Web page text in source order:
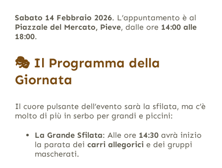
Sabato 14 Febbraio 2026. L’appuntamento è al
Piazzale del Mercato, Pieve, dalle ore 14:00 alle
18:00.
🎭 Il Programma della
Giornata
Il cuore pulsante dell’evento sarà la sfilata, ma c’è
molto di più in serbo per grandi e piccini:
La Grande Sfilata: Alle ore 14:30avrà inizio
la parata dei carri allegoricie dei gruppi
mascherati.